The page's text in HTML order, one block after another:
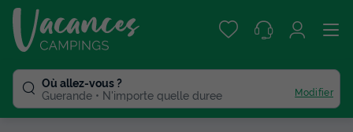
Où allez-vous ?
Guerande
N'importe quelle duree Modifier